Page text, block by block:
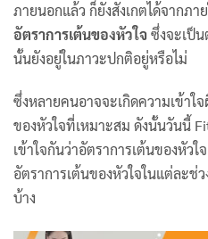
ภายนอกแล้ว ก็ยังสังเกตได้จากภ
อัตราการเต้นของหัวใจ ซึ่งจะเป็
นั้นยังอยู่ในภาวะปกติอยู่หรือไม่
ซึ่งหลายคนอาจจะเกิดความเข้าใ
ของหัวใจที่เหมาะสม ดังนั้นวันนี้
เข้าใจกันว่าอัตราการเต้นของหัว
อัตราการเต้นของหัวใจในแต่ละช่
บ้าง